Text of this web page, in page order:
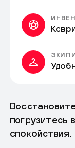
погрузитесь
спокойствия.